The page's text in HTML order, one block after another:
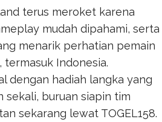
terus meroket karena
mudah dipahami, serta
menarik perhatian pemain
Indonesia.
dengan hadiah langka yang
sekali, buruan siapin tim
sekarang lewat TOGEL158.